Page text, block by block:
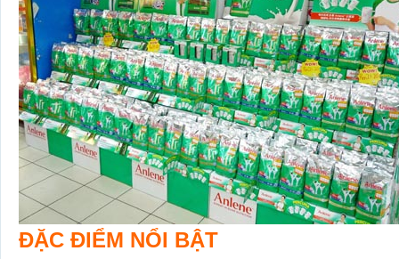
ĐẶC ĐIỂM NỔI BẬT